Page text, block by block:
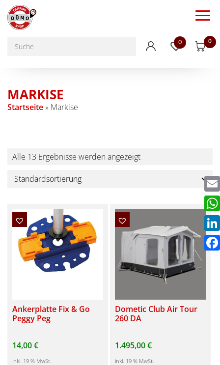
0 0
MARKISE
Startseite» Markise
Alle 13 Ergebnisse werden angezeigt
Ankerplatte Fix & Go
Peggy Peg
14,00€
inkl. 19 % MwSt.
Dometic Club Air Tour
260 DA
1.495,00€
inkl. 19 % MwSt.